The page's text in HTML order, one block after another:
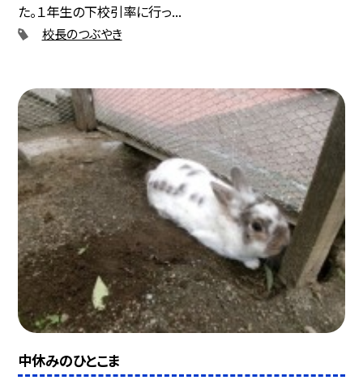
た。１年生の下校引率に行っ...
校長のつぶやき
中休みのひとこま